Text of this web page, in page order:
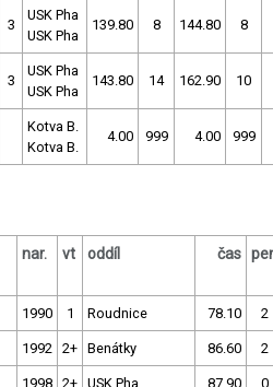
3
USK Pha
USK Pha
139.80 8 144.80 8
3
USK Pha
USK Pha
143.80 14 162.90 10
Kotva B.
Kotva B.
4.00 999 4.00 999
nar. vt oddíl čas
1990 1 Roudnice 78.10 2
1992 2+ Benátky 86.60 2
1998 2+ USK Pha 87.90 0